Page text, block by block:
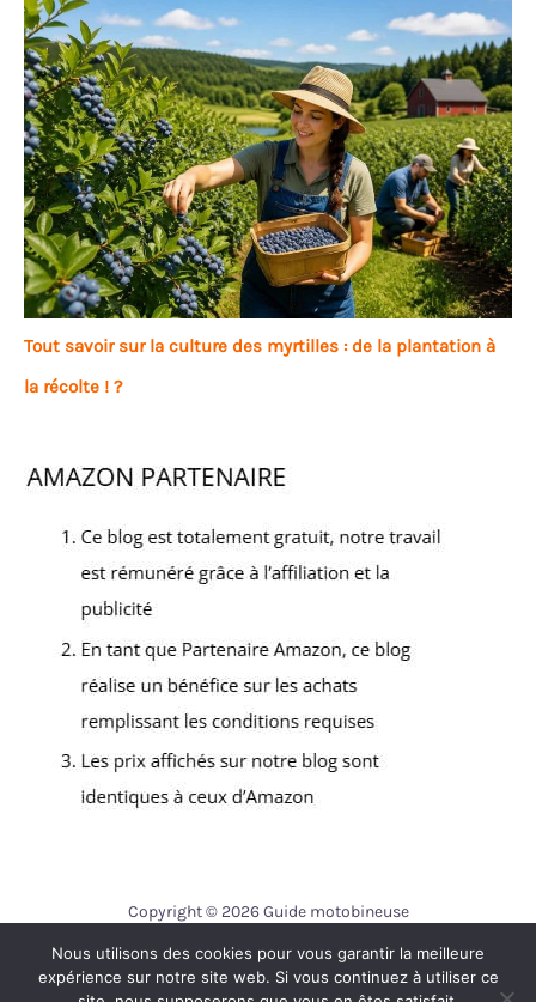
Tout savoir sur la culture des myrtilles : de la plantation à
la récolte ! ?
Copyright © 2026 Guide motobineuse
Contact
Mentions légales
Nous utilisons des cookies pour vous garantir la meilleure
expérience sur notre site web. Si vous continuez à utiliser ce